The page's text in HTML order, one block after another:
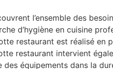
l’ensemble des
d’hygiène en cuisine
restaurant est réalisé
restaurant intervient
équipements dans la